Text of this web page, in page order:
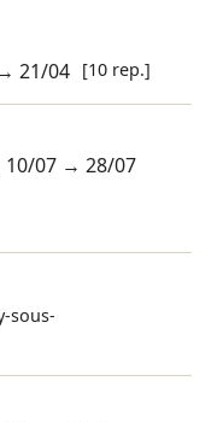
→21/04 [10 rep.]
10/07 →28/07
sous-